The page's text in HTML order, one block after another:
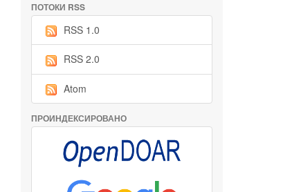
ПОТОКИ RSS
RSS 1.0
RSS 2.0
Atom
ПРОИНДЕКСИРОВАНО